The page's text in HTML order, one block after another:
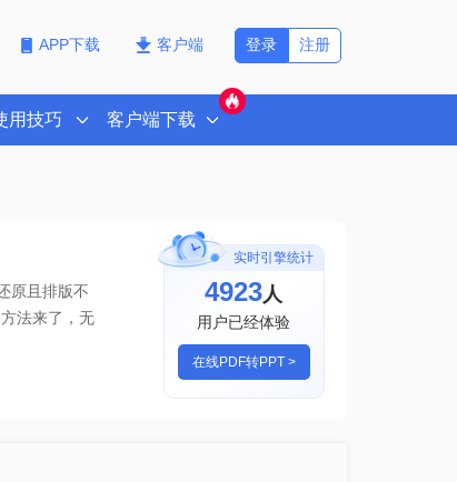
APP下载 客户端 注册
登录
用技巧 客户端下载
原且排版不
法来了 ，无
实时引擎统计
4923人
用户已经体验
在线PDF转PPT >